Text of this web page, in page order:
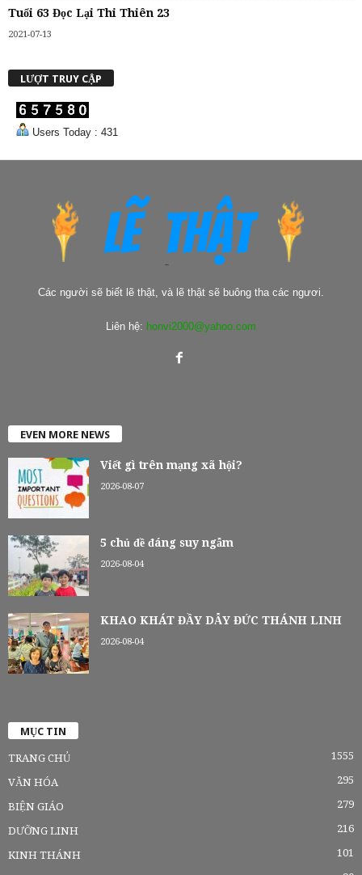
Tuổi 63 Đọc Lại Thi Thiên 23
2021-07-13
LƯỢT TRUY CẬP
Users Today : 431
Các người sẽ biết lẽ thật, và lẽ thật sẽ buông tha các ngươi.
Liên hệ: honvi2000@yahoo.com
EVEN MORE NEWS
Viết gì trên mạng xã hội?
2026-08-07
5 chủ đề đáng suy ngẫm
2026-08-04
KHAO KHÁT ĐẦY DẪY ĐỨC THÁNH LINH
2026-08-04
MỤC TIN
TRANG CHỦ 1555
VĂN HÓA 295
BIỆN GIÁO 279
DƯỠNG LINH 216
KINH THÁNH 101